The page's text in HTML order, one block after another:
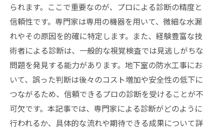
られます。ここで重要なのが、プロによる診断の精度と
信頼性です。専門家は専用の機器を用いて、微細な水漏
れやその原因を的確に特定します。また、経験豊富な技
術者による診断は、一般的な視覚検査では見逃しがちな
問題を発見する能力があります。地下室の防水工事にお
いて、誤った判断は後々のコスト増加や安全性の低下に
つながるため、信頼できるプロの診断を受けることが不
可欠です。本記事では、専門家による診断がどのように
行われるか、具体的な流れや期待できる成果について詳